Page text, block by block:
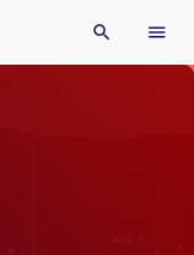
search menu